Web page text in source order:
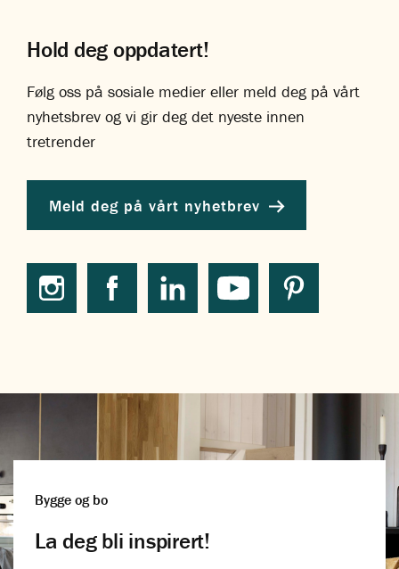
Hold deg oppdatert!
Følg oss på sosiale medier eller meld deg på vårt
nyhetsbrev og vi gir deg det nyeste innen
tretrender
Meld deg på vårt nyhetbrev
Bygge og bo
La deg bli inspirert!